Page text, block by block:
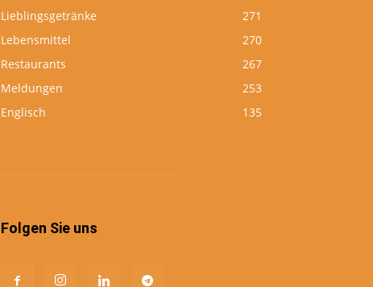
Lieblingsgetränke
271
Lebensmittel
270
Restaurants
267
Meldungen
253
Englisch
135
Folgen Sie uns